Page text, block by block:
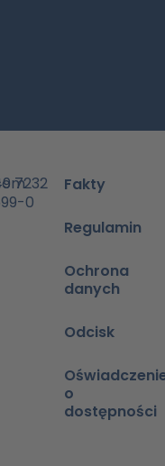
7232
0
Fakty
Regulamin
Ochrona
danych
Odcisk
o
dostępności